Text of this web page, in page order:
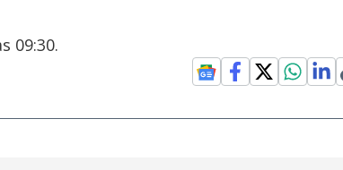
09:30.